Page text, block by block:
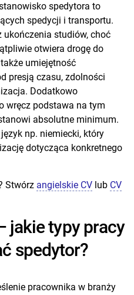
spedytora to
spedycji i transportu.
studiów, choć
otwiera drogę do
umiejętność
presją czasu, zdolności
Dodatkowo
wręcz podstawa na tym
absolutne minimum.
np. niemiecki, który
dotycząca konkretnego
Stwórz angielskie CV lub CV
jakie typy pracy
spedytor?
pracownika w branży